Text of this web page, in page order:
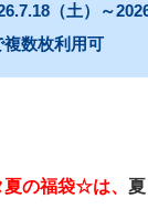
（土）～
数枚利用可
の福袋☆は、